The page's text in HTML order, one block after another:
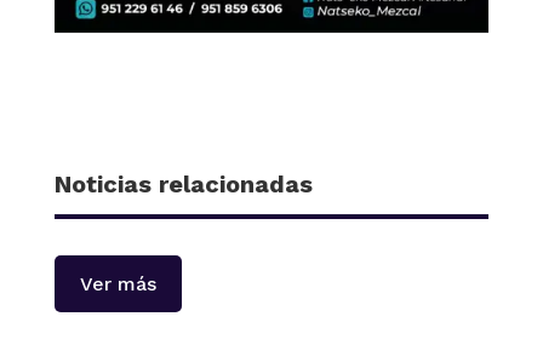
Noticias relacionadas
Ver más